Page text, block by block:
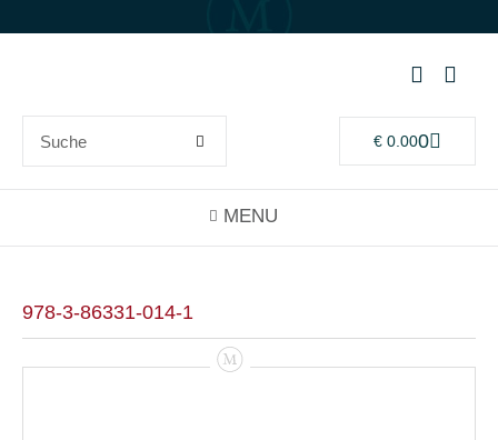
€0.000
978-3-86331-014-1